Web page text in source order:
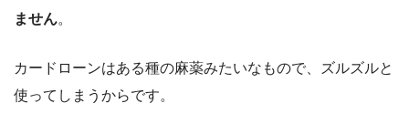
ません。
カードローンはある種の麻薬みたいなもので、ズルズルと
使ってしまうからです。